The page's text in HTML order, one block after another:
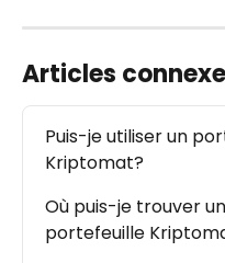
Articles
Puis-je utiliser un
Kriptomat?
Où puis-je trouver
portefeuille